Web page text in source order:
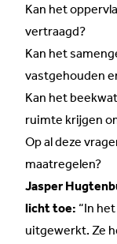
Kan het
vertraagd?
Kan het
vastgehouden
Kan het
ruimte krijgen
Op al deze
maatregelen?
Jasper
licht toe: “In
uitgewerkt. Ze